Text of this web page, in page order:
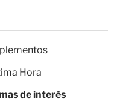
Hora
de interés